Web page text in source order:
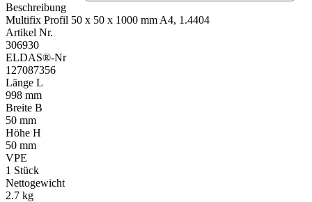
Beschreibung
Multifix Profil 50 x 50 x 1000 mm A4, 1.4404
Artikel Nr.
306930
ELDAS®-Nr
127087356
Länge L
998 mm
Breite B
50 mm
Höhe H
50 mm
VPE
1 Stück
Nettogewicht
2.7 kg